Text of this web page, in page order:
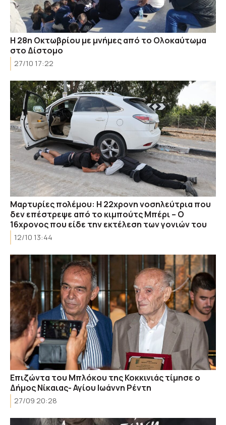
Η 28η Οκτωβρίου με μνήμες από το Ολοκαύτωμα
στο Δίστομο
27/10 17:22
Μαρτυρίες πολέμου: Η 22χρονη νοσηλεύτρια που
δεν επέστρεψε από το κιμπούτς Μπέρι – Ο
16χρονος που είδε την εκτέλεση των γονιών του
12/10 13:44
Επιζώντα του Μπλόκου της Κοκκινιάς τίμησε ο
Δήμος Νίκαιας- Αγίου Ιωάννη Ρέντη
27/09 20:28